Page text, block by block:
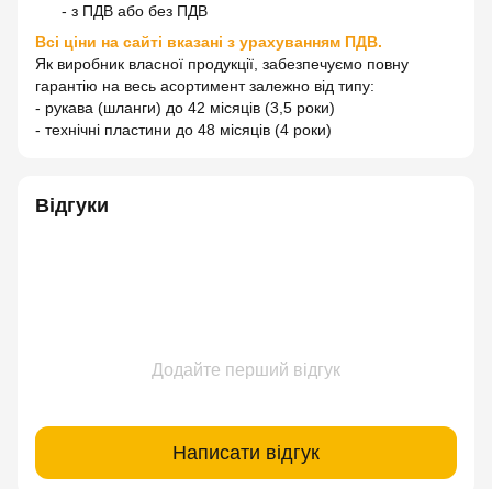
- з ПДВ або без ПДВ
Всі ціни на сайті вказані з урахуванням ПДВ.
Як виробник власної продукції, забезпечуємо повну
гарантію на весь асортимент залежно від типу:
- рукава (шланги) до 42 місяців (3,5 роки)
- технічні пластини до 48 місяців (4 роки)
Відгуки
Додайте перший відгук
Написати відгук